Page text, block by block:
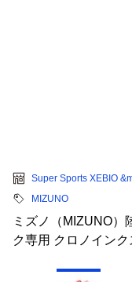
Super Sports XEBIO
MIZUNO
ミズノ（MIZUNO）
ク専用 クロノイン